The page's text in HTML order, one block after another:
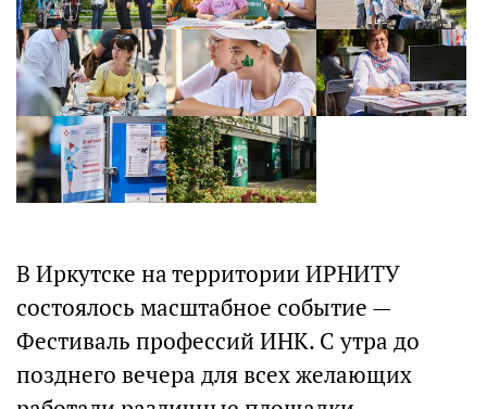
В Иркутске на территории ИРНИТУ
состоялось масштабное событие —
Фестиваль профессий ИНК. С утра до
позднего вечера для всех желающих